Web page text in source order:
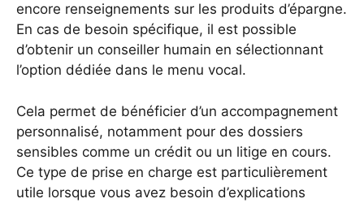
encore renseignements sur les produits d’épargne.
En cas de besoin spécifique, il est possible
d’obtenir un conseiller humain en sélectionnant
l’option dédiée dans le menu vocal.
Cela permet de bénéficier d’un accompagnement
personnalisé, notamment pour des dossiers
sensibles comme un crédit ou un litige en cours.
Ce type de prise en charge est particulièrement
utile lorsque vous avez besoin d’explications